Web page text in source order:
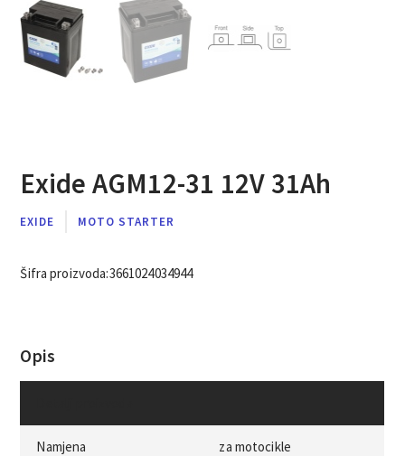
Exide AGM12-31 12V 31Ah
EXIDE MOTO STARTER
Šifra proizvoda:3661024034944
Opis
Namjena za motocikle